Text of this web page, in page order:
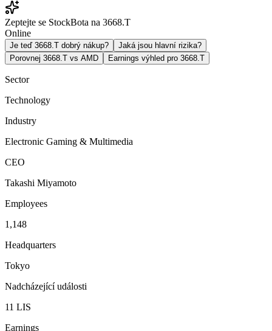
Zeptejte se StockBota na 3668.T
Online
Je teď 3668.T dobrý nákup?
Jaká jsou hlavní rizika?
Porovnej 3668.T vs AMD
Earnings výhled pro 3668.T
Sector
Technology
Industry
Electronic Gaming & Multimedia
CEO
Takashi Miyamoto
Employees
1,148
Headquarters
Tokyo
Nadcházející události
11 LIS
Earnings